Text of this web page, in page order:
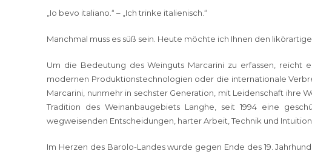
„Io bevo italiano.“ – „Ich trinke italienisch.“
Manchmal muss es süß sein. Heute möchte ich Ihnen den
Um die Bedeutung des Weinguts Marcarini zu erfassen,
modernen Produktionstechnologien oder die internationale
Marcarini, nunmehr in sechster Generation, mit Leidenschaft ihre
Tradition des Weinanbaugebiets Langhe, seit 1994 eine
wegweisenden Entscheidungen, harter Arbeit, Technik und
Im Herzen des Barolo-Landes wurde gegen Ende des 19.